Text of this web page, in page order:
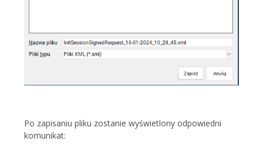
Po zapisaniu pliku zostanie wyświetlony odpowiedni
komunikat: